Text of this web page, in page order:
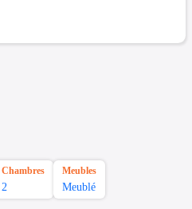
Chambres
2
Meubles
Meublé